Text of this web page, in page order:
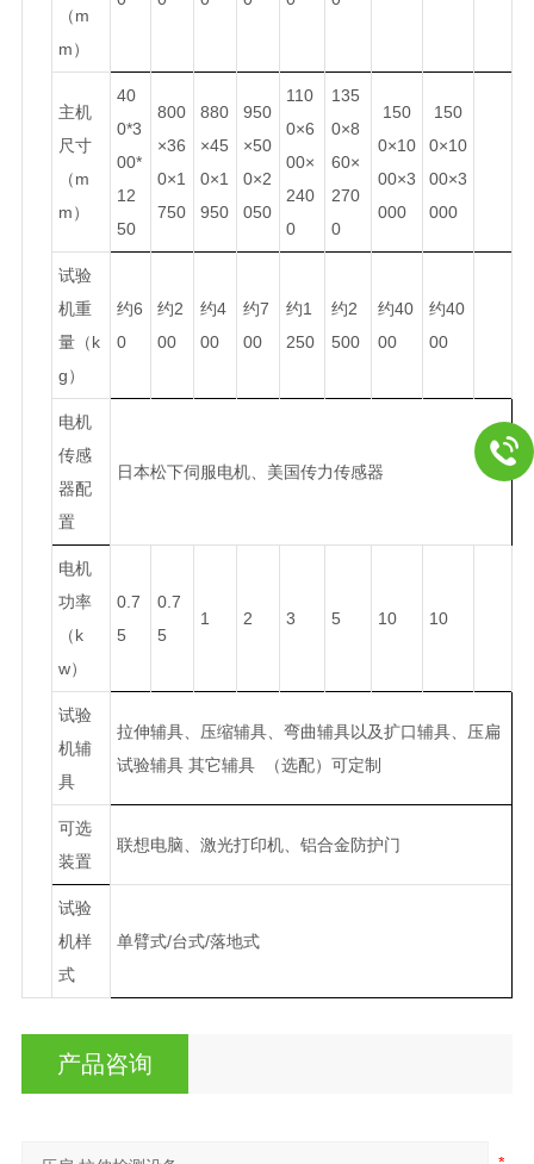
（m
m）
主机
尺寸
（m
m）
40
0*3
00*
12
50
800
×36
0×1
750
880
×45
0×1
950
950
×50
0×2
050
110
0×6
00×
240
0
135
0×8
60×
270
0
150
0×10
00×3
000
150
0×10
00×3
000
试验
机重
量（k
g）
约6
0
约2
00
约4
00
约7
00
约1
250
约2
500
约40
00
约40
00
电机
传感
器配
置
日本松下伺服电机、美国传力传感器
电机
功率
（k
w）
0.7
5
0.7
5
1 2 3 5 10 10
试验
机辅
具
拉伸辅具、压缩辅具、弯曲辅具以及扩口辅具、压扁
试验辅具 其它辅具 （选配）可定制
可选
装置
联想电脑、激光打印机、铝合金防护门
试验
机样
式
单臂式/台式/落地式
产品咨询